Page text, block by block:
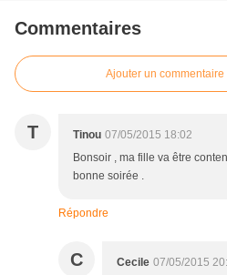
Commentaires
Ajouter un commentaire
T Tinou 07/05/2015 18:02
Bonsoir , ma fille va être
bonne soirée .
Répondre
C Cecile 07/05/2015